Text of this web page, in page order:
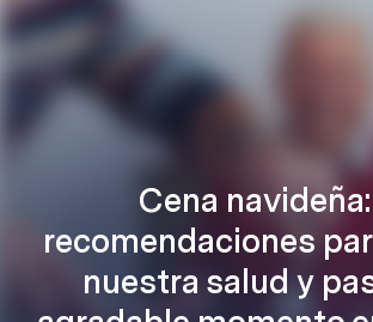
Cena
recomendaciones
nuestra salud y